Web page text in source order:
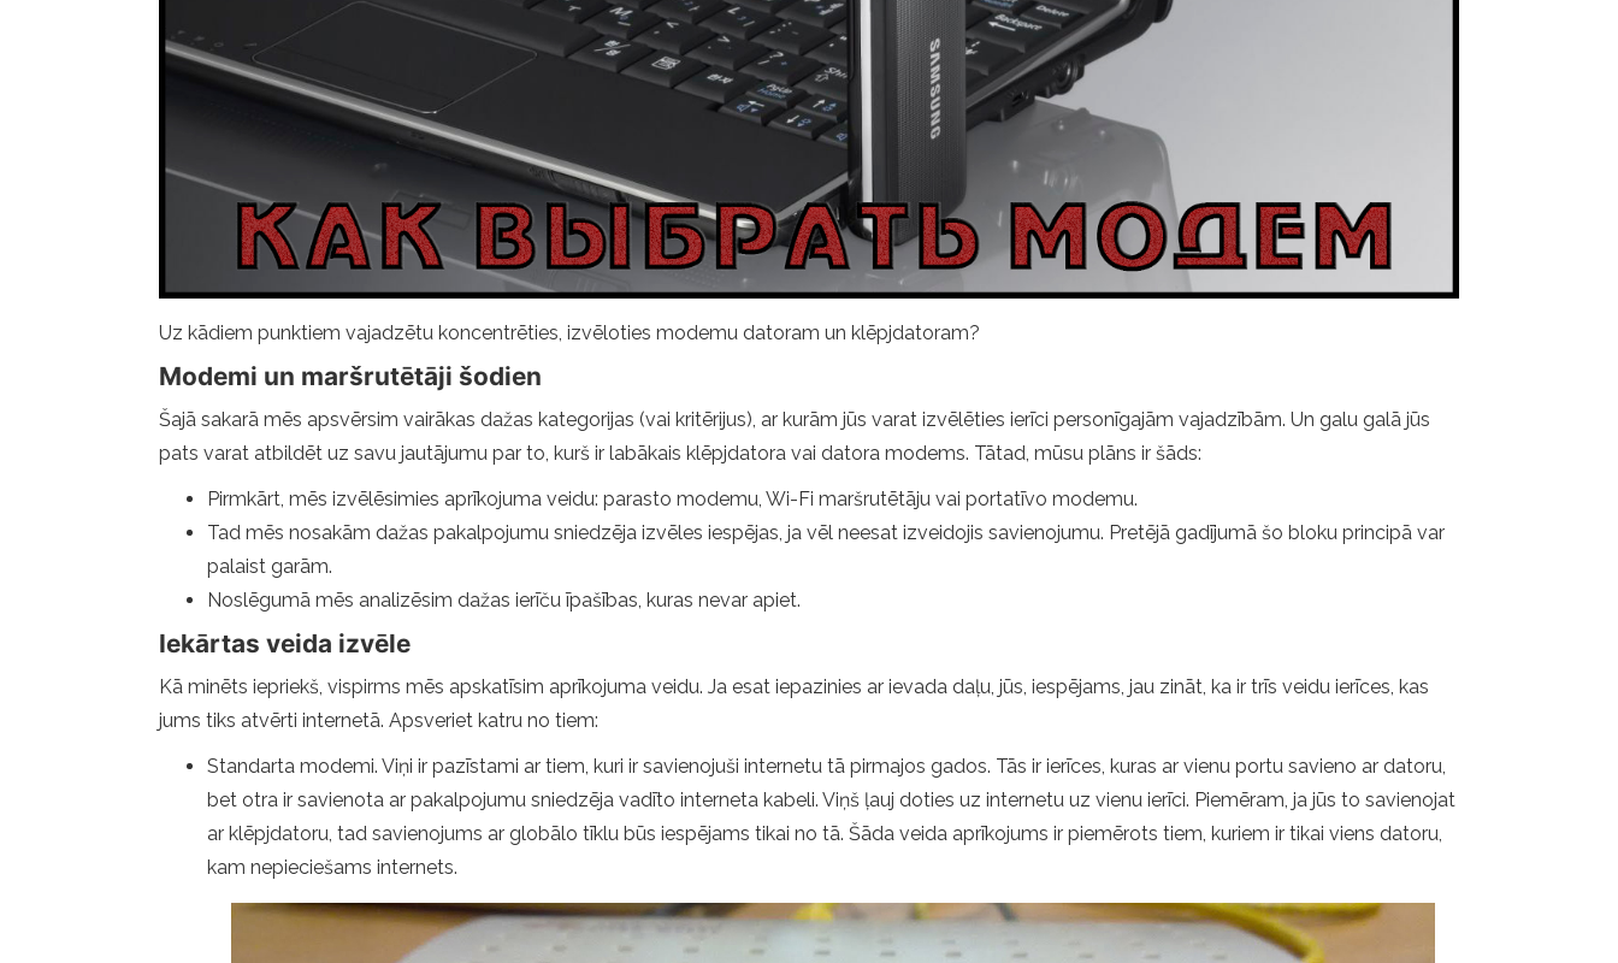
Uz kādiem punktiem vajadzētu koncentrēties, izvēloties modemu datoram un klēpjdatoram?
Modemi un maršrutētāji šodien
Šajā sakarā mēs apsvērsim vairākas dažas kategorijas (vai kritērijus), ar kurām jūs varat izvēlēties ierīci personīgajām vajadzībām. Un galu galā jūs
pats varat atbildēt uz savu jautājumu par to, kurš ir labākais klēpjdatora vai datora modems. Tātad, mūsu plāns ir šāds:
Pirmkārt, mēs izvēlēsimies aprīkojuma veidu: parasto modemu, Wi-Fi maršrutētāju vai portatīvo modemu.
Tad mēs nosakām dažas pakalpojumu sniedzēja izvēles iespējas, ja vēl neesat izveidojis savienojumu. Pretējā gadījumā šo bloku principā var
palaist garām.
Noslēgumā mēs analizēsim dažas ierīču īpašības, kuras nevar apiet.
Iekārtas veida izvēle
Kā minēts iepriekš, vispirms mēs apskatīsim aprīkojuma veidu. Ja esat iepazinies ar ievada daļu, jūs, iespējams, jau zināt, ka ir trīs veidu ierīces, kas
jums tiks atvērti internetā. Apsveriet katru no tiem:
Standarta modemi. Viņi ir pazīstami ar tiem, kuri ir savienojuši internetu tā pirmajos gados. Tās ir ierīces, kuras ar vienu portu savieno ar datoru,
bet otra ir savienota ar pakalpojumu sniedzēja vadīto interneta kabeli. Viņš ļauj doties uz internetu uz vienu ierīci. Piemēram, ja jūs to savienojat
ar klēpjdatoru, tad savienojums ar globālo tīklu būs iespējams tikai no tā. Šāda veida aprīkojums ir piemērots tiem, kuriem ir tikai viens datoru,
kam nepieciešams internets.